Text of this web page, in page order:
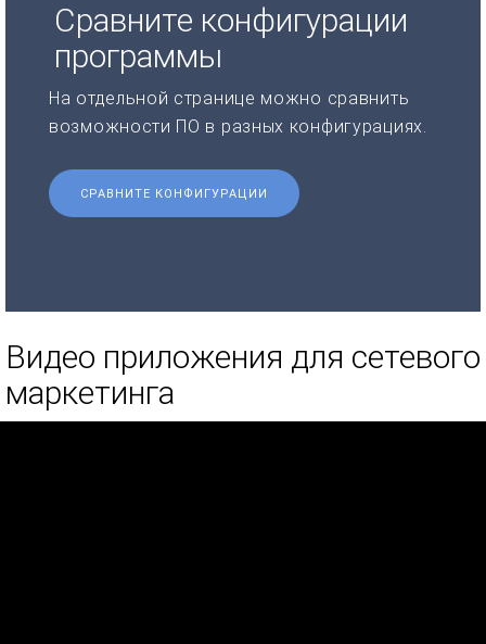
Сравните конфигурации
программы
На отдельной странице можно сравнить
возможности ПО в разных конфигурациях.
СРАВНИТЕ КОНФИГУРАЦИИ
Видео приложения для сетевого
маркетинга